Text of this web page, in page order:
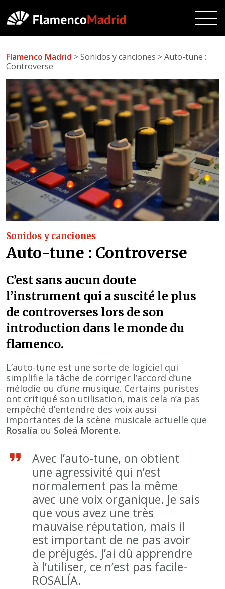
Flamenco Madrid > Sonidos y canciones > Auto-tune :
Controverse
Sonidos y canciones
Auto-tune : Controverse
C’est sans aucun doute
l’instrument qui a suscité le plus
de controverses lors de son
introduction dans le monde du
flamenco.
L’auto-tune est une sorte de logiciel qui
simplifie la tâche de corriger l’accord d’une
mélodie ou d’une musique. Certains puristes
ont critiqué son utilisation, mais cela n’a pas
empêché d’entendre des voix aussi
importantes de la scène musicale actuelle que
Rosalía ou Soleá Morente.
Avec l’auto-tune, on obtient
une agressivité qui n’est
normalement pas la même
avec une voix organique. Je sais
que vous avez une très
mauvaise réputation, mais il
est important de ne pas avoir
de préjugés. J’ai dû apprendre
à l’utiliser, ce n’est pas facile-
ROSALÍA.